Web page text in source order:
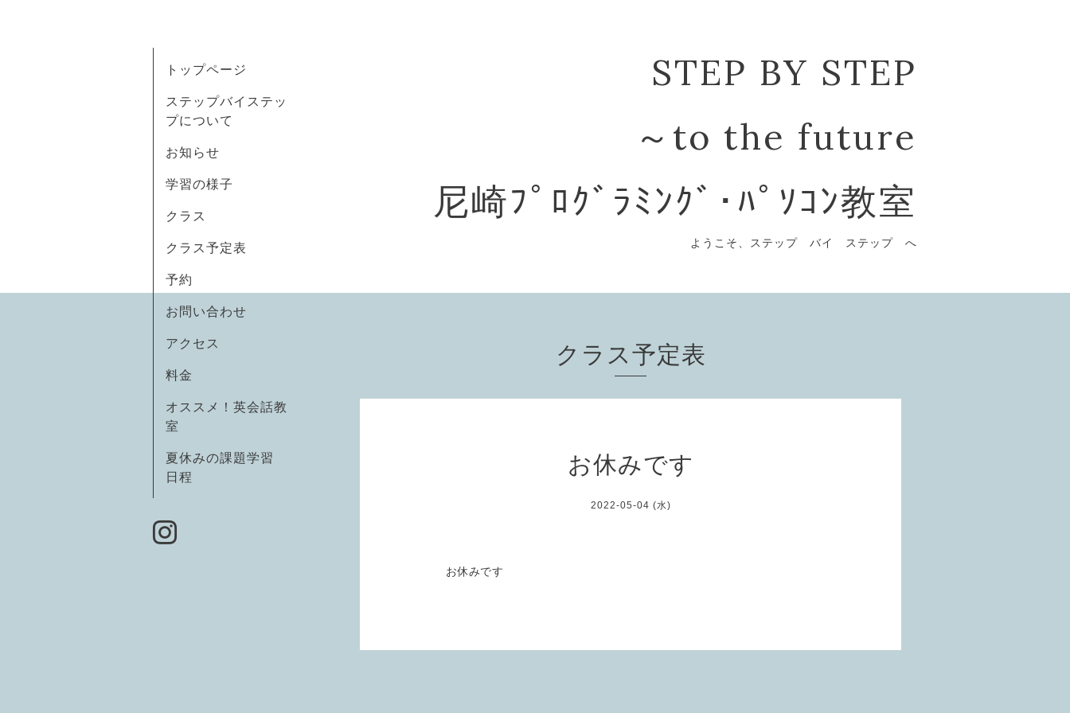
STEP BY STEP
～to the future
尼崎ﾌﾟﾛｸﾞﾗﾐﾝｸﾞ･ﾊﾟｿｺﾝ教室
ようこそ、ステップ バイ ステップ へ
トップページ
ステップバイステッ
プについて
お知らせ
学習の様子
クラス
クラス予定表
予約
お問い合わせ
アクセス
料金
オススメ！英会話教
室
夏休みの課題学習
日程
クラス予定表
お休みです
2022-05-04 (水)
お休みです